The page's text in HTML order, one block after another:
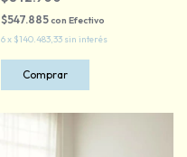
$547.885con Efectivo
6x $140.483,33 sin interés
Comprar